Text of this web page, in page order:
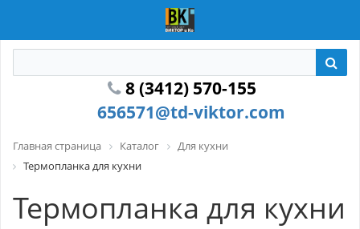
8 (3412) 570-155
656571@td-viktor.com
Главная страница Каталог
Для кухни
Термопланка для кухни
Термопланка для кухни